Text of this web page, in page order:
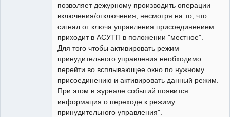
позволяет дежурному производить операции
включения/отключения, несмотря на то, что
сигнал от ключа управления присоединением
приходит в АСУТП в положении "местное".
Для того чтобы активировать режим
принудительного управления необходимо
перейти во всплывающее окно по нужному
присоединению и активировать данный режим.
При этом в журнале событий появится
информация о переходе к режиму
принудительного управления".